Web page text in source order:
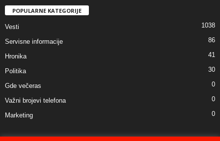
POPULARNE KATEGORIJE
Vesti 1038
Servisne informacije 86
Hronika 41
Politika 30
Gde večeras 0
Važni brojevi telefona 0
Marketing 0